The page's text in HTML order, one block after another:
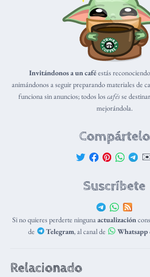
Invitándonos a un caféestás
animándonos a seguir preparando materiales de
funciona sin anuncios; todos los cafésse
mejorándola.
Compártelo
Suscríbete
Si no quieres perderte ningunaactualización
de
Telegram, al canal de Whatsapp
Relacionado